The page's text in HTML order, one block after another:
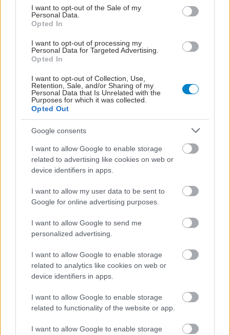
consent section.
I want to opt-out of the Sale of my
Personal Data.
Opted In
I want to opt-out of processing my
Personal Data for Targeted Advertising.
Opted In
I want to opt-out of Collection, Use,
Retention, Sale, and/or Sharing of my
Personal Data that Is Unrelated with the
Purposes for which it was collected.
Opted Out
Google consents
I want to allow Google to enable storage
related to advertising like cookies on web or
device identifiers in apps.
I want to allow my user data to be sent to
Google for online advertising purposes.
I want to allow Google to send me
personalized advertising.
I want to allow Google to enable storage
related to analytics like cookies on web or
device identifiers in apps.
I want to allow Google to enable storage
related to functionality of the website or app.
I want to allow Google to enable storage